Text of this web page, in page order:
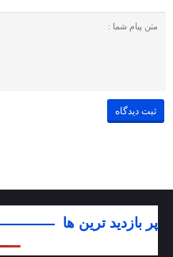
پر بازدید ترین ها